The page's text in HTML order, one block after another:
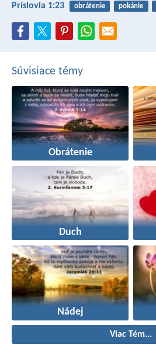
Príslovia 1:23 obrátenie pokánie
Súvisiace témy
Obrátenie
Duch
Nádej
Viac Tém...